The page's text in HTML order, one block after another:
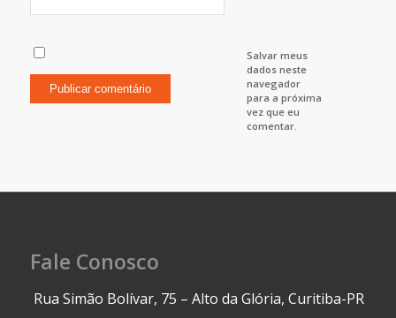
Salvar meus
dados neste
navegador
para a próxima
vez que eu
comentar.
Fale Conosco
Rua Simão Bolívar, 75 – Alto da Glória, Curitiba-PR